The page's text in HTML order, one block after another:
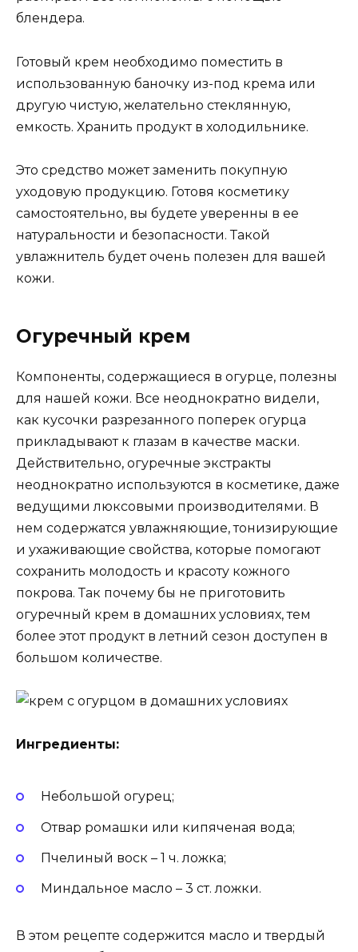
блендера.
Готовый крем необходимо поместить в
использованную баночку из-под крема или
другую чистую, желательно стеклянную,
емкость. Хранить продукт в холодильнике.
Это средство может заменить покупную
уходовую продукцию. Готовя косметику
самостоятельно, вы будете уверенны в ее
натуральности и безопасности. Такой
увлажнитель будет очень полезен для вашей
кожи.
Огуречный крем
Компоненты, содержащиеся в огурце, полезны
для нашей кожи. Все неоднократно видели,
как кусочки разрезанного поперек огурца
прикладывают к глазам в качестве маски.
Действительно, огуречные экстракты
неоднократно используются в косметике, даже
ведущими люксовыми производителями. В
нем содержатся увлажняющие, тонизирующие
и ухаживающие свойства, которые помогают
сохранить молодость и красоту кожного
покрова. Так почему бы не приготовить
огуречный крем в домашних условиях, тем
более этот продукт в летний сезон доступен в
большом количестве.
Ингредиенты:
Небольшой огурец;
Отвар ромашки или кипяченая вода;
Пчелиный воск – 1 ч. ложка;
Миндальное масло – 3 ст. ложки.
В этом рецепте содержится масло и твердый